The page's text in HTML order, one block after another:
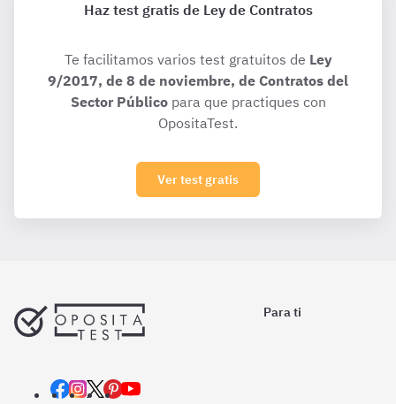
Haz test gratis de Ley de Contratos
Te facilitamos varios test gratuitos de Ley
9/2017, de 8 de noviembre, de Contratos del
Sector Públicopara que practiques con
OpositaTest.
Ver test gratis
Para ti